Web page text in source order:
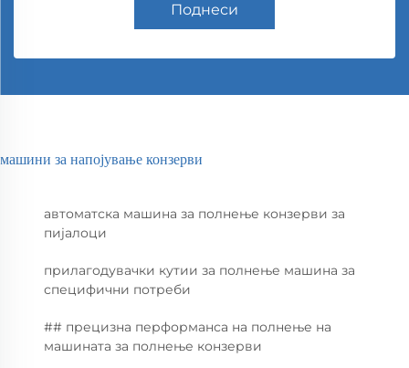
Поднеси
машини за напојување конзерви
автоматска машина за полнење конзерви за
пијалоци
прилагодувачки кутии за полнење машина за
специфични потреби
## прецизна перформанса на полнење на
машината за полнење конзерви